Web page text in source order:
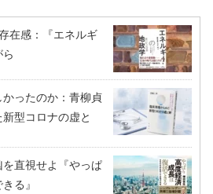
在感：『エネルギ
ったのか：青柳貞
型コロナの虚と
直視せよ『やっぱ
る』